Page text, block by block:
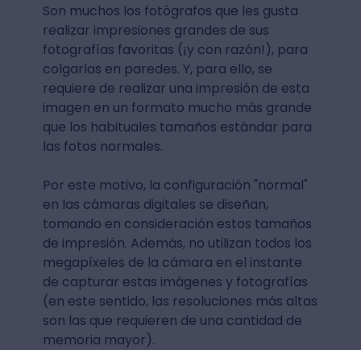
Son muchos los fotógrafos que les gusta
realizar impresiones grandes de sus
fotografías favoritas (¡y con razón!), para
colgarlas en paredes. Y, para ello, se
requiere de realizar una impresión de esta
imagen en un formato mucho más grande
que los habituales tamaños estándar para
las fotos normales.
Por este motivo, la configuración "normal"
en las cámaras digitales se diseñan,
tomando en consideración estos tamaños
de impresión. Además, no utilizan todos los
megapíxeles de la cámara en el instante
de capturar estas imágenes y fotografías
(en este sentido, las resoluciones más altas
son las que requieren de una cantidad de
memoria mayor).